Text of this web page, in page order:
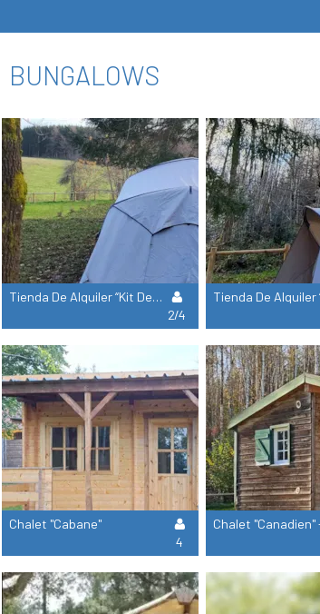
BUNGALOWS
Tienda De Alquiler “Kit De Autocaravana Perfecto” - Sin Baño
2/4
Chalet "Cabane"
4